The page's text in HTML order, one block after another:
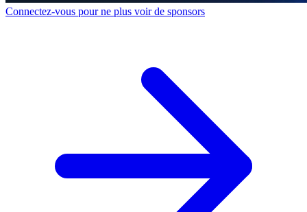
Connectez-vous pour ne plus voir de sponsors